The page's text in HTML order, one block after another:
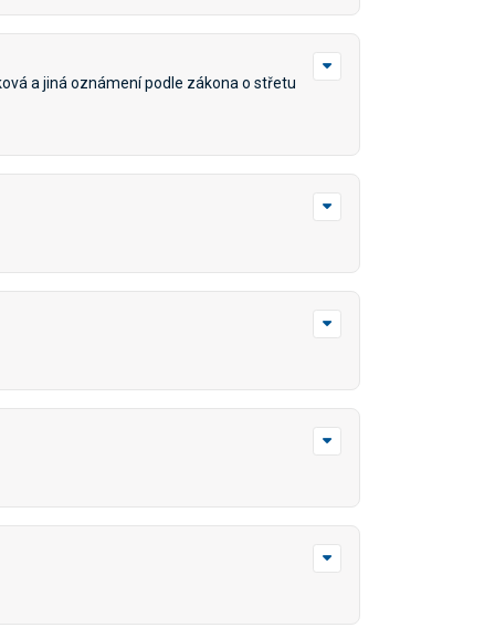
a jiná oznámení podle zákona o střetu